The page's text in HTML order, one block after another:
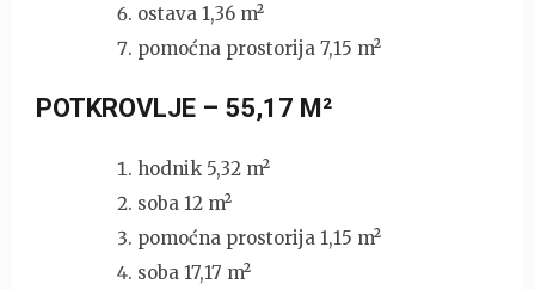
ostava 1,36 m²
pomoćna prostorija 7,15 m²
POTKROVLJE – 55,17 M²
hodnik 5,32 m²
soba 12 m²
pomoćna prostorija 1,15 m²
soba 17,17 m²